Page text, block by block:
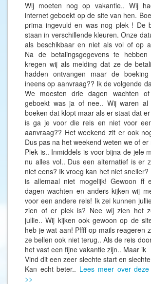
Wij moeten nog op vakantie.. Wij
internet geboekt op de site van hen.
prima ingevuld en was nog plek ! De
staan in verschillende kleuren. Onze
als beschikbaar en niet als vol of op
Na de betalingsgegevens te hebben
kregen wij als melding dat ze de
hadden ontvangen maar de
ineens op aanvraag?? Ik de volgende
We moesten drie dagen wachten
geboekt was ja of nee.. Wij waren al
boeken dat klopt maar als er staat dat
is ga je voor die reis en niet voor
aanvraag?? Het weekend zit er ook
Dus pas na het weekend weten we of er
Plek is.. Inmiddels is voor bijna de jele
nu alles vol.. Dus een alternatief is er
niet eens? Ik vroeg kan het niet sneller?
is allemaal niet mogelijk! Gewoon ff
dagen wachten en anders kijken wij
voor een andere reis! Ik zei kunnen
zien of er plek is? Nee wij zien het
jullie.. Wij kijken ook gewoon op de
heb je wat aan! Pffff op mails reageren
ze bellen ook niet terug.. Als de reis
het vast een fijne vakantie zijn.. Maar ik
Vind dit een zeer slechte start en
Kan echt beter.. Lees meer over
>>